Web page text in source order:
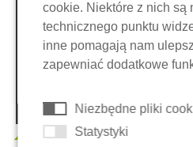
Nota prawna
Ochrona
Ogólne warunki
System zgłaszania
cookie. Niektóre z nich są
technicznego punktu
inne pomagają nam
zapewniać dodatkowe
Niezbędne pliki
Statystyki